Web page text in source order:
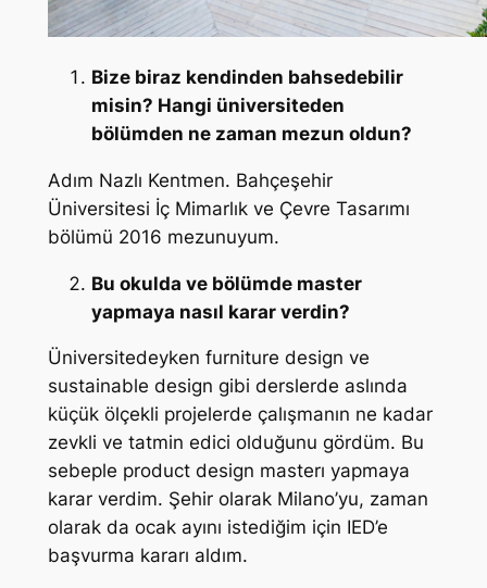
Bize biraz kendinden bahsedebilir
misin? Hangi üniversiteden
bölümden ne zaman mezun oldun?
Adım Nazlı Kentmen. Bahçeşehir
Üniversitesi İç Mimarlık ve Çevre Tasarımı
bölümü 2016 mezunuyum.
Bu okulda ve bölümde master
yapmaya nasıl karar verdin?
Üniversitedeyken furniture design ve
sustainable design gibi derslerde aslında
küçük ölçekli projelerde çalışmanın ne kadar
zevkli ve tatmin edici olduğunu gördüm. Bu
sebeple product design masterı yapmaya
karar verdim. Şehir olarak Milano’yu, zaman
olarak da ocak ayını istediğim için IED’e
başvurma kararı aldım.